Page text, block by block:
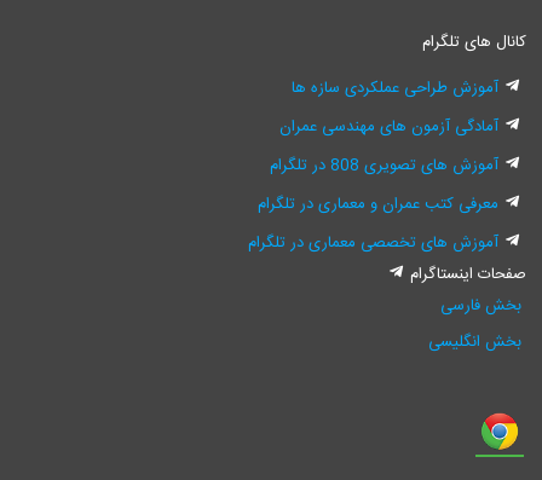
کانال های تلگرام
آموزش طراحی عملکردی سازه ها
آمادگی آزمون های مهندسی عمران
آموزش های تصویری 808 در تلگرام
معرفی کتب عمران و معماری در تلگرام
آموزش های تخصصی معماری در تلگرام
صفحات اینستاگرام
بخش فارسی
بخش انگلیسی